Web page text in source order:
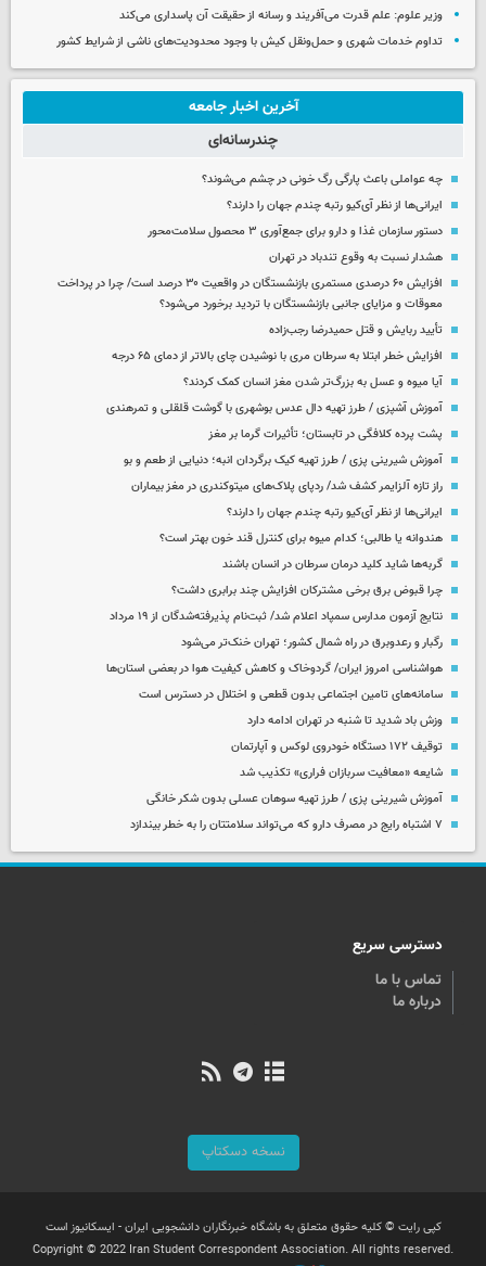
وزیر علوم: علم قدرت می‌آفریند و رسانه از حقیقت آن پاسداری می‌کند
تداوم خدمات شهری و حمل‌ونقل کیش با وجود محدودیت‌های ناشی از شرایط کشور
آخرین اخبار جامعه
چندرسانه‌ای
چه عواملی باعث پارگی رگ خونی در چشم می‌شوند؟
ایرانی‌ها از نظر آی‌کیو رتبه چندم جهان را دارند؟
دستور سازمان غذا و دارو برای جمع‌آوری ۳ محصول سلامت‌محور
هشدار نسبت به وقوع تندباد در تهران
افزایش ۶۰ درصدی مستمری‌ بازنشستگان در واقعیت ۳۰ درصد است/ چرا در پرداخت
معوقات و مزایای جانبی بازنشستگان با تردید برخورد می‌شود؟
تأیید ربایش و قتل حمیدرضا رجب‌زاده
افزایش خطر ابتلا به سرطان مری با نوشیدن چای بالاتر از دمای ۶۵ درجه
آیا میوه و عسل به بزرگ‌تر شدن مغز انسان کمک کردند؟
آموزش آشپزی / طرز تهیه دال عدس بوشهری با گوشت قلقلی و تمرهندی
پشت پرده کلافگی در تابستان؛ تأثیرات گرما بر مغز
آموزش شیرینی پزی / طرز تهیه کیک برگردان انبه؛ دنیایی از طعم و بو
راز تازه آلزایمر کشف شد/ ردپای پلاک‌های میتوکندری در مغز بیماران
ایرانی‌ها از نظر آی‌کیو رتبه چندم جهان را دارند؟
هندوانه یا طالبی؛ کدام‌ میوه برای کنترل قند خون بهتر است؟
گربه‌ها شاید کلید درمان سرطان در انسان باشند
چرا قبوض برق برخی مشترکان افزایش چند برابری داشت؟
نتایج آزمون مدارس سمپاد اعلام شد/ ثبت‌نام پذیرفته‌شدگان از ۱۹ مرداد
رگبار و رعدوبرق در راه شمال کشور؛ تهران خنک‌تر می‌شود
هواشناسی امروز ایران/ گردوخاک و کاهش کیفیت هوا در بعضی استان‌ها
سامانه‌های تامین اجتماعی بدون قطعی و اختلال در دسترس است
وزش باد شدید تا شنبه در تهران ادامه دارد
توقیف ۱۷۲ دستگاه خودروی لوکس و آپارتمان
شایعه «معافیت سربازان فراری» تکذیب شد
آموزش شیرینی پزی / طرز تهیه سوهان عسلی بدون شکر خانگی
۷ اشتباه رایج در مصرف دارو که می‌تواند سلامتتان را به خطر بیندازد
دسترسی سریع
تماس با ما
درباره ما
نسخه دسکتاپ
کپی رایت © کلیه حقوق متعلق به باشگاه خبرنگاران دانشجویی ایران - ایسکانیوز است
Copyright © 2022 Iran Student Correspondent Association. All rights reserved.